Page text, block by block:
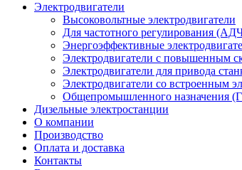
Электродвигатели
Высоковольтные электродвигатели
Для частотного регулирования
Энергоэффективные
Электродвигатели с повышенным
Электродвигатели для привода
Электродвигатели со встроенным
Общепромышленного назначения
Дизельные электростанции
О компании
Производство
Оплата и доставка
Контакты